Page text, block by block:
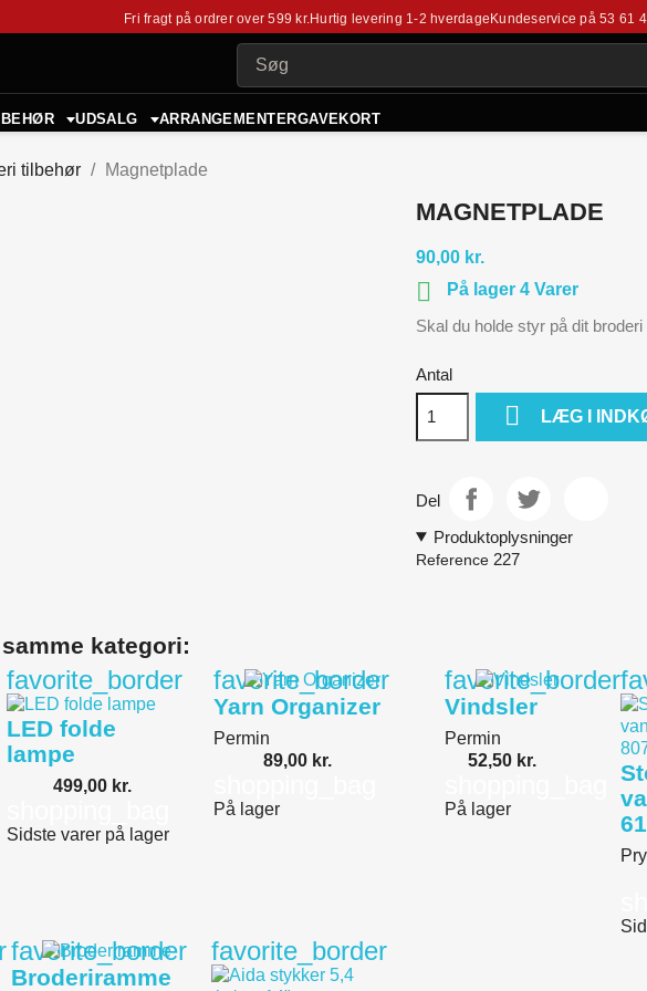
Fri fragt på ordrer over 599 kr. Hurtig levering 1-2 hverdageKundeservice på53 61
UDSALG ARRANGEMENTERGAVEKORT
tilbehør Magnetplade
MAGNETPLADE
90,00 kr.

På lager 4 Varer
Skal du holde styr på dit
Antal
 LÆG I
Del
Produktoplysninger
Reference 227
kategori:
favorite_border
LED folde
lampe
499,00 kr.
Sidste varer på lager
favorite_border
Yarn Organizer
Permin
89,00 kr.
På lager
favorite_border
Vindsler
Permin
52,50 kr.
På lager
favorite_border
Broderiramme
favorite_border